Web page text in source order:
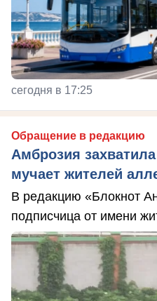
сегодня в 17:25
Обращение в редакцию
Амброзия
мучает жителей
В редакцию «Блокнот
подписчица от имени